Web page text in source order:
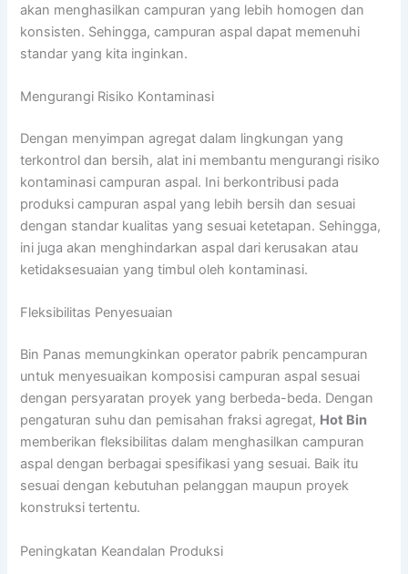
akan menghasilkan campuran yang lebih homogen dan
konsisten. Sehingga, campuran aspal dapat memenuhi
standar yang kita inginkan.
Mengurangi Risiko Kontaminasi
Dengan menyimpan agregat dalam lingkungan yang
terkontrol dan bersih, alat ini membantu mengurangi risiko
kontaminasi campuran aspal. Ini berkontribusi pada
produksi campuran aspal yang lebih bersih dan sesuai
dengan standar kualitas yang sesuai ketetapan. Sehingga,
ini juga akan menghindarkan aspal dari kerusakan atau
ketidaksesuaian yang timbul oleh kontaminasi.
Fleksibilitas Penyesuaian
Bin Panas memungkinkan operator pabrik pencampuran
untuk menyesuaikan komposisi campuran aspal sesuai
dengan persyaratan proyek yang berbeda-beda. Dengan
pengaturan suhu dan pemisahan fraksi agregat, Hot Bin
memberikan fleksibilitas dalam menghasilkan campuran
aspal dengan berbagai spesifikasi yang sesuai. Baik itu
sesuai dengan kebutuhan pelanggan maupun proyek
konstruksi tertentu.
Peningkatan Keandalan Produksi